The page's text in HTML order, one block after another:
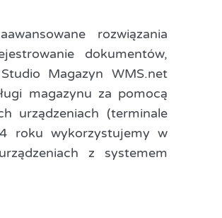
rozwiązania
dokumentów,
Magazyn WMS.net
magazynu za pomocą
urządzeniach (terminale
roku wykorzystujemy w
z systemem